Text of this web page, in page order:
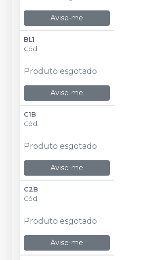
Avise-me
BL1
Cód.
Produto esgotado
Avise-me
C1B
Cód.
Produto esgotado
Avise-me
C2B
Cód.
Produto esgotado
Avise-me